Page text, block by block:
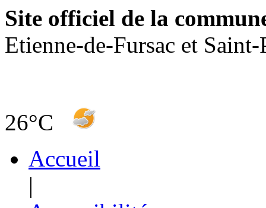
Site officiel de la
Etienne-de-Fursac et
26°C
Accueil
|